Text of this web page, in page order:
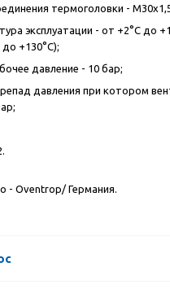
термоголовки -
эксплуатации - от +2°C до
+130°C);
давление - 10 бар;
давления при котором
- Oventrop/ Германия.